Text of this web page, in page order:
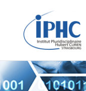
Institut
Curien –